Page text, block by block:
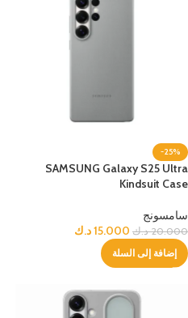
-25%
SAMSUNG Galaxy S25 Ultra
Kindsuit Case
سامسونج
20.000 د.ك 15.000د.ك
إضافة إلى السلة